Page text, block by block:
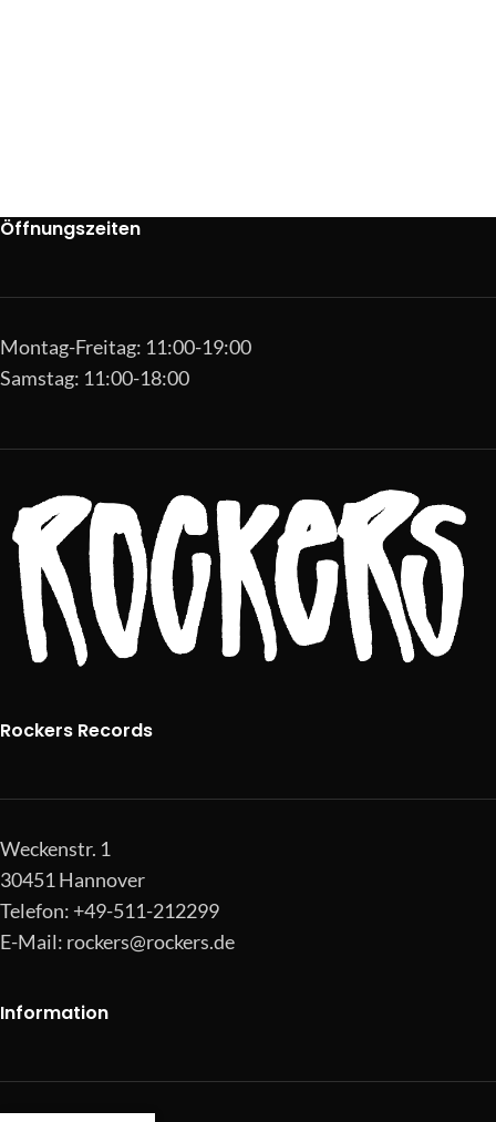
Öffnungszeiten
Montag-Freitag: 11:00-19:00
Samstag: 11:00-18:00
Rockers Records
Weckenstr. 1
30451 Hannover
Telefon: +49-511-212299
E-Mail: rockers@rockers.de
Information